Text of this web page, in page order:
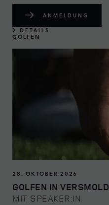
ANMELDUNG
DETAILS
GOLFEN
28. OKTOBER 2026
GOLFEN IN VERSMOLD
MIT SPEAKER:IN